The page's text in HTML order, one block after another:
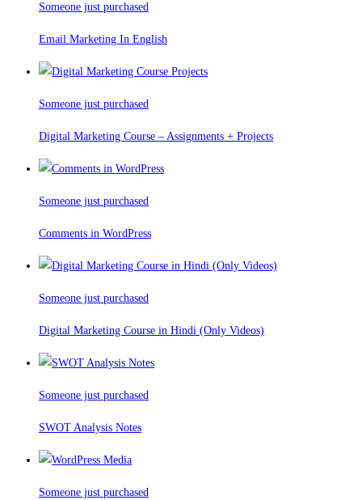
Someone just purchased
Email Marketing In English
Someone just purchased
Digital Marketing Course – Assignments + Projects
Someone just purchased
Comments in WordPress
Someone just purchased
Digital Marketing Course in Hindi (Only Videos)
Someone just purchased
SWOT Analysis Notes
Someone just purchased